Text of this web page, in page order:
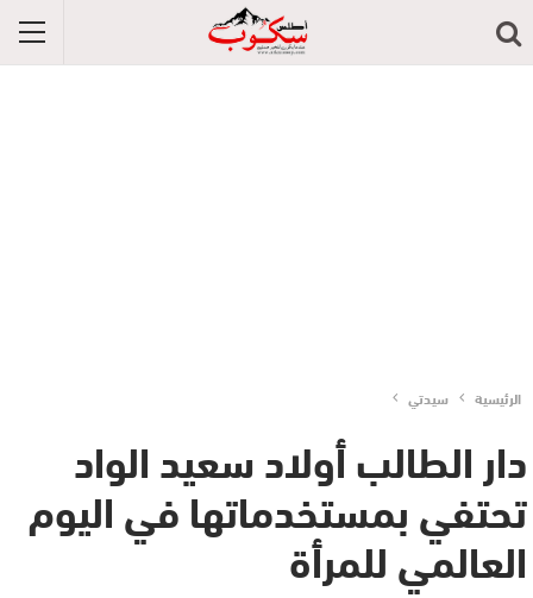
الرئيسية سيدتي
دار الطالب أولاد سعيد الواد
تحتفي بمستخدماتها في اليوم
العالمي للمرأة